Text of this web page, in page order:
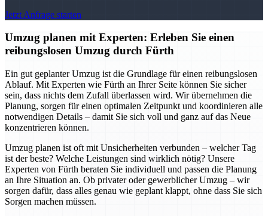
Jetzt Anfrage starten
Umzug planen mit Experten: Erleben Sie einen
reibungslosen Umzug durch Fürth
Ein gut geplanter Umzug ist die Grundlage für einen reibungslosen
Ablauf. Mit Experten wie Fürth an Ihrer Seite können Sie sicher
sein, dass nichts dem Zufall überlassen wird. Wir übernehmen die
Planung, sorgen für einen optimalen Zeitpunkt und koordinieren alle
notwendigen Details – damit Sie sich voll und ganz auf das Neue
konzentrieren können.
Umzug planen ist oft mit Unsicherheiten verbunden – welcher Tag
ist der beste? Welche Leistungen sind wirklich nötig? Unsere
Experten von Fürth beraten Sie individuell und passen die Planung
an Ihre Situation an. Ob privater oder gewerblicher Umzug – wir
sorgen dafür, dass alles genau wie geplant klappt, ohne dass Sie sich
Sorgen machen müssen.